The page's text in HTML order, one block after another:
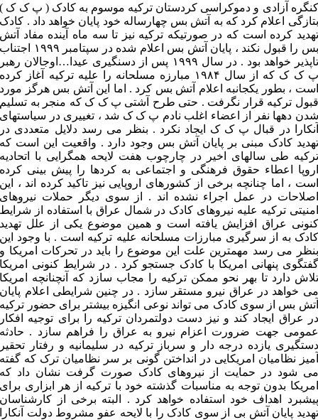
کنگره آزادی و دموکراسی کردستان ترکیه موسوم به کادک ( پ ک ک )
بتازگی اعلام کرد که به آتش بس چهارساله خود پایان خواهد داد . کادک
تهدید کرده است که در صورتیکه ترکیه نیز تا سه ماه آینده مفاد آتش
بس را قبول نکند ، پایان آتش بس اعلام شده در سپتامبر ۱۹۹۹ اجتناب
تاپذیر خواهد بود . در سال ۱۹۹۹ پس از دسنگیری عیدا…اوجالان رهبر
پ ک ک که از سال ۱۹۸۴ مبارزه مسلحانه را علیه ترکیه آغاز کرده
است ، بطور یکجانبه اعلام آتش بس کرد . اما این آتش بس هرگز مورد
قبول ترکیه قرار نگرفت . حتی طرح آشتی پ ک ک که منجر به تسلیم
شدن دهها نفر از اعضاء اغلب نادم پ ک ک شد ، تغییری در سیاستهای
آنکارا در قبال پ ک ک ایجاد نکرد . بنظر می رسد دلایل متعددی در
تهدید کادک مبنی بر پایان آتش بس وجود دارد . واقعیت این است که
ترکیه طی سالهای اخیر در چارچوب هفت لایحه همگرایی با اتحادیه
اروپا اعطاء حقوق فرهنگی و اجتماعی به کردها را پیش بینی کرده
است ، اما چنانچه برخی از کشورهای اروپایی نیز تاکید کرده اند ، این
اصلاحات در عمل اجراء نشده اند . از سوی دیگر حملات نیروهای
امنیتی ترکیه علیه نیروهای کادک در شمال عراق با استفاده از شرایط
کنونی عراق افزایش یافته است و همین موضوع یکی از علل تهدید
کادک به از سرگیری مبارزات مسلحانه علیه ترکیه است . با وجود این
بنظر می رسد مهمترین علت این موضوع را باید در تحرکات امریکا و
گفتگوی پنهانی امریکا با کادک جستجو کرد . در شرایط کنونی امریکا
تلاش دارد تا بهر نحو ممکن ترکیه را مجاب سازد که آنچنانچه امریکا
می خواهد در عراق نیرو مستقر سازد . در چنین شرایطی اعلام پایان
آتش بس از سوی کادک می تواند نوعی انگیزه بیشتر برای حضور ترکیه
در عراق ایجاد کند و نیز دست دولتمردان ترکیه را برای توجیه افکار
عمومی جهت ضرورت اعزام نیرو به عراق را فراهم سازد . حادثه
دستگیری یازده درجه دار و سرباز ترکیه در سلیمانیه و رفتار تحقیر
آمیز نظامیان امریکایی در انداختن گونی بر سر نظامیان ترک که گفته
می شود در حمایت از نیروهای کادک صورت گرفت نشان داد که
امریکا بدون توجه به مناسبات گذشته خود با ترکیه از هر ابزاری برای
پیشبرد اهداف خود استفاده خواهد کرد . البته برخی از کارشناسان
تهدید پایان آتش بی از سوی کادک را با لایحه عفو مشروط دولت آنکارا